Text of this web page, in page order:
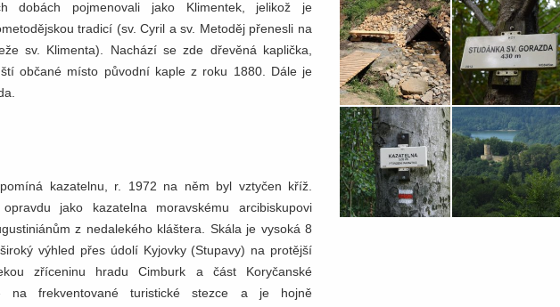
dobách pojmenovali jako Klimentek, jelikož je
tradicí (sv. Cyril a sv. Metoděj přenesli na
sv. Klimenta). Nachází se zde dřevěná kaplička,
občané místo původní kaple z roku 1880. Dále je
kazatelnu, r. 1972 na něm byl vztyčen kříž.
jako kazatelna moravskému arcibiskupovi
z nedalekého kláštera. Skála je vysoká 8
výhled přes údolí Kyjovky (Stupavy) na protější
zříceninu hradu Cimburk a část Koryčanské
na frekventované turistické stezce a je hojně